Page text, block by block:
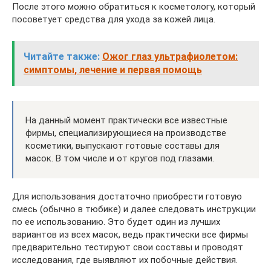
После этого можно обратиться к косметологу, который
посоветует средства для ухода за кожей лица.
Читайте также: Ожог глаз ультрафиолетом:
симптомы, лечение и первая помощь
На данный момент практически все известные
фирмы, специализирующиеся на производстве
косметики, выпускают готовые составы для
масок. В том числе и от кругов под глазами.
Для использования достаточно приобрести готовую
смесь (обычно в тюбике) и далее следовать инструкции
по ее использованию. Это будет один из лучших
вариантов из всех масок, ведь практически все фирмы
предварительно тестируют свои составы и проводят
исследования, где выявляют их побочные действия.